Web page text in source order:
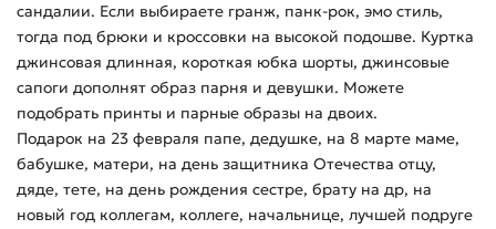
сандалии. Если выбираете гранж, панк-рок, эмо стиль,
тогда под брюки и кроссовки на высокой подошве. Куртка
джинсовая длинная, короткая юбка шорты, джинсовые
сапоги дополнят образ парня и девушки. Можете
подобрать принты и парные образы на двоих.
Подарок на 23 февраля папе, дедушке, на 8 марте маме,
бабушке, матери, на день защитника Отечества отцу,
дяде, тете, на день рождения сестре, брату на др, на
новый год коллегам, коллеге, начальнице, лучшей подруге